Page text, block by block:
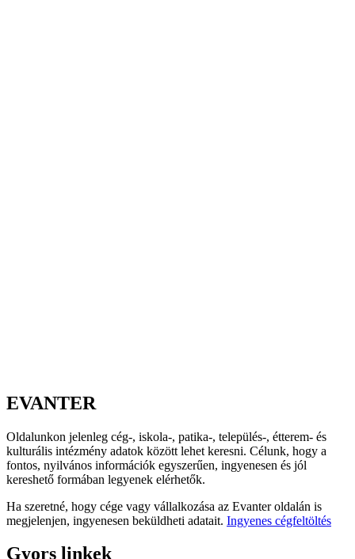
EVANTER
Oldalunkon jelenleg cég-, iskola-, patika-, település-, étterem- és
kulturális intézmény adatok között lehet keresni. Célunk, hogy a
fontos, nyilvános információk egyszerűen, ingyenesen és jól
kereshető formában legyenek elérhetők.
Ha szeretné, hogy cége vagy vállalkozása az Evanter oldalán is
megjelenjen, ingyenesen beküldheti adatait. Ingyenes cégfeltöltés
Gyors linkek